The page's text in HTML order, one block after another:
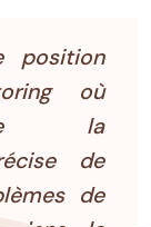
position
où
la
de
de